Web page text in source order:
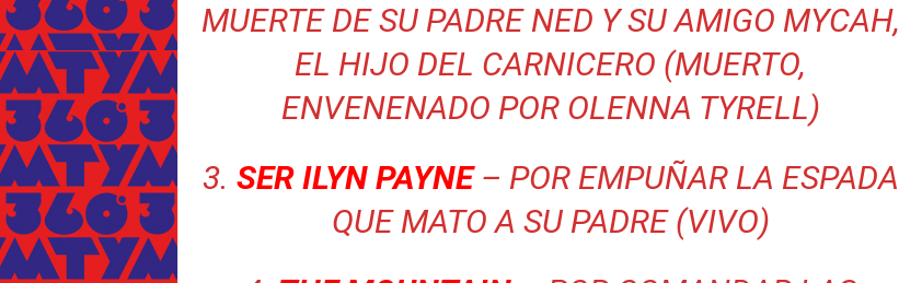
MUERTE DE SU PADRE NED Y SU AMIGO MYCAH,
EL HIJO DEL CARNICERO (MUERTO,
ENVENENADO POR OLENNA TYRELL)
3. SER ILYN PAYNE– POR EMPUÑAR LA ESPADA
QUE MATO A SU PADRE (VIVO)